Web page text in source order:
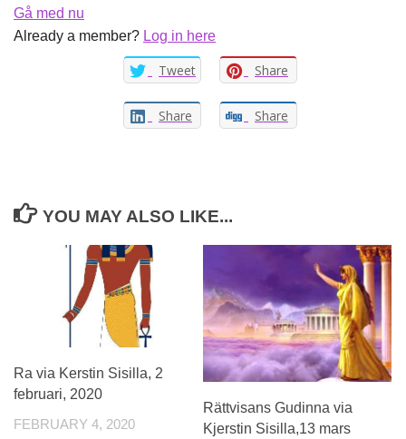
Gå med nu
Already a member? Log in here
Tweet Share
Share Share
YOU MAY ALSO LIKE...
Ra via Kerstin Sisilla, 2
februari, 2020
FEBRUARY 4, 2020
Rättvisans Gudinna via
Kjerstin Sisilla,13 mars